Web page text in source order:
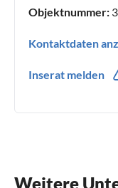
Objektnummer:
Kontaktdaten
Inserat melden
Weitere